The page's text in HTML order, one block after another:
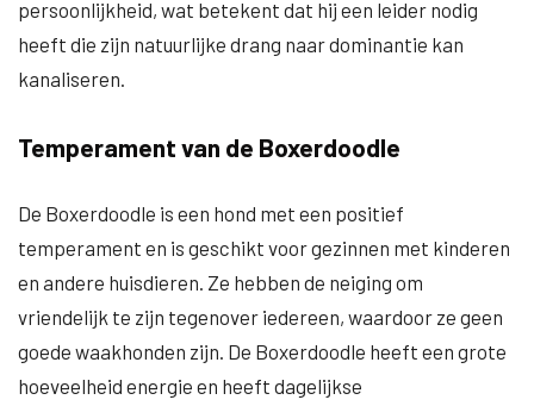
persoonlijkheid, wat betekent dat hij een leider nodig
heeft die zijn natuurlijke drang naar dominantie kan
kanaliseren.
Temperament van de Boxerdoodle
De Boxerdoodle is een hond met een positief
temperament en is geschikt voor gezinnen met kinderen
en andere huisdieren. Ze hebben de neiging om
vriendelijk te zijn tegenover iedereen, waardoor ze geen
goede waakhonden zijn. De Boxerdoodle heeft een grote
hoeveelheid energie en heeft dagelijkse